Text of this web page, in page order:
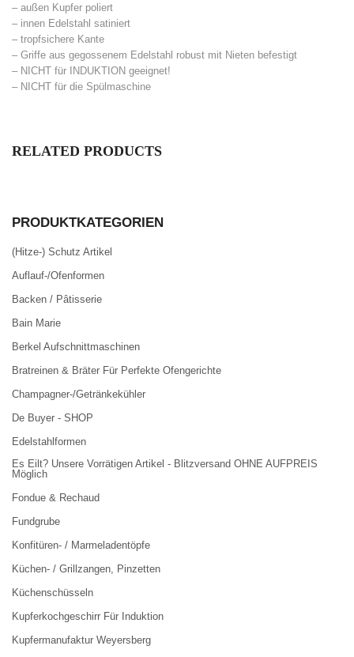
– außen Kupfer poliert
– innen Edelstahl satiniert
– tropfsichere Kante
– Griffe aus gegossenem Edelstahl robust mit Nieten befestigt
– NICHT für INDUKTION geeignet!
– NICHT für die Spülmaschine
RELATED PRODUCTS
PRODUKTKATEGORIEN
(Hitze-) Schutz Artikel
Auflauf-/Ofenformen
Backen / Pâtisserie
Bain Marie
Berkel Aufschnittmaschinen
Bratreinen & Bräter Für Perfekte Ofengerichte
Champagner-/Getränkekühler
De Buyer - SHOP
Edelstahlformen
Es Eilt? Unsere Vorrätigen Artikel - Blitzversand OHNE AUFPREIS
Möglich
Fondue & Rechaud
Fundgrube
Konfitüren- / Marmeladentöpfe
Küchen- / Grillzangen, Pinzetten
Küchenschüsseln
Kupferkochgeschirr Für Induktion
Kupfermanufaktur Weyersberg